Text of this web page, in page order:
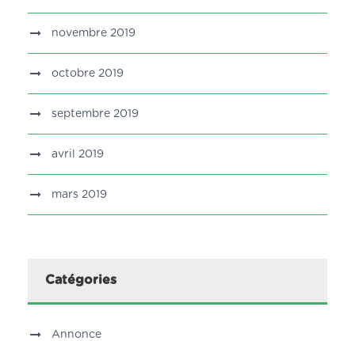
novembre 2019
octobre 2019
septembre 2019
avril 2019
mars 2019
Catégories
Annonce